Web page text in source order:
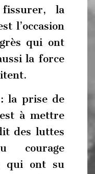
la
l’occasion
qui ont
la force
: la prise de
à mettre
des luttes
courage
qui ont su